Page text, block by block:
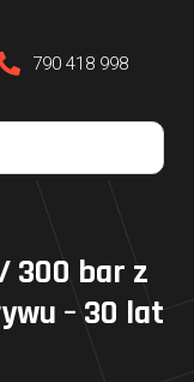
790 418 998
300 bar z
– 30 lat